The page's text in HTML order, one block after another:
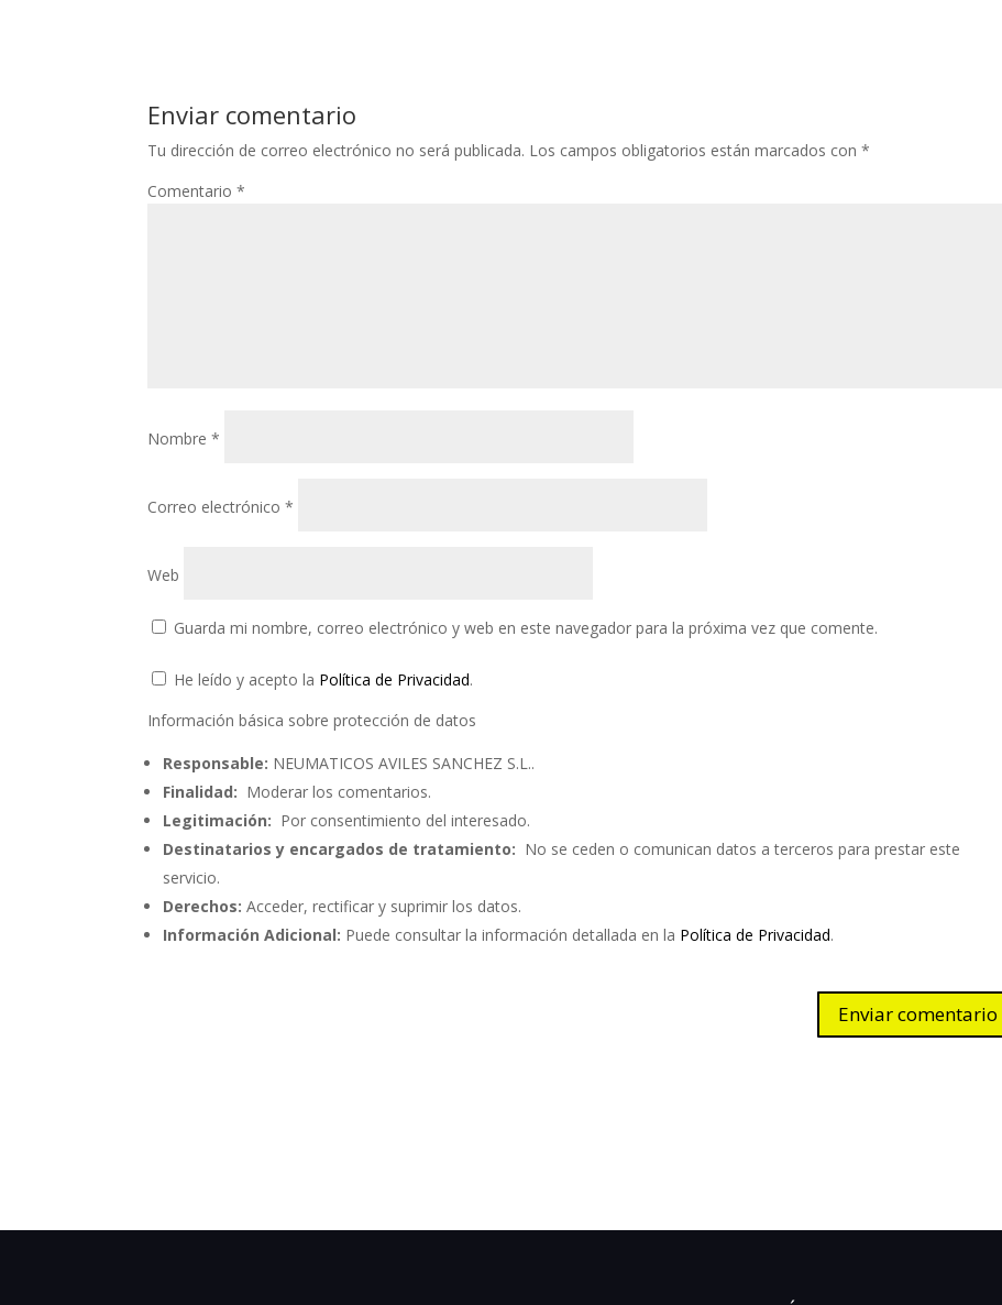
Enviar comentario
Tu dirección de correo electrónico no será publicada. Los campos obligatorios están marcados con*
Comentario*
Nombre*
Correo electrónico*
Web
Guarda mi nombre, correo electrónico y web en este navegador para la próxima vez que comente.
He leído y acepto la Política de Privacidad.
Información básica sobre protección de datos
Responsable: NEUMATICOS AVILES SANCHEZ S.L..
Finalidad: Moderar los comentarios.
Legitimación: Por consentimiento del interesado.
Destinatarios y encargados de tratamiento: No se ceden o comunican datos a terceros para prestar este
servicio.
Derechos: Acceder, rectificar y suprimir los datos.
Información Adicional: Puede consultar la información detallada en la Política de Privacidad.